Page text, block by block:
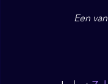
Een